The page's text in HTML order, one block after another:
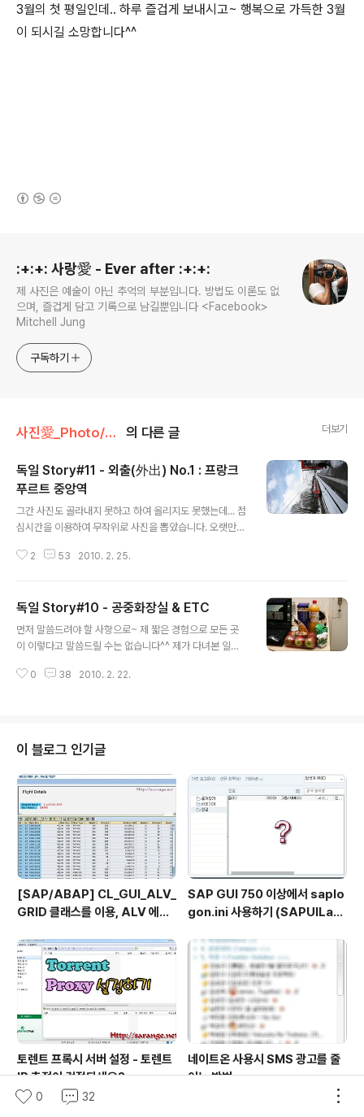
3월의 첫 평일인데.. 하루 즐겁게 보내시고~ 행복으로 가득한 3월
이 되시길 소망합니다^^
:+:+: 사랑愛 - Ever after :+:+:
제 사진은 예술이 아닌 추억의 부분입니다. 방법도 이론도 없
으며, 즐겁게 담고 기록으로 남길뿐입니다 <Facebook>
Mitchell Jung
구독하기
사진愛_Photo/Story#3 - Germany~★ 의 다른 글 더보기
독일 Story#11 - 외출(外出) No.1 : 프랑크
푸르트 중앙역
그간 사진도 골라내지 못하고 하여 올리지도 못했는데... 점
심시간을 이용하여 무작위로 사진을 뽑았습니다. 오랫만의
춰두시고..ㅠㅠ 그냥.. 즐거이 봐주시길 바랍니다~ 휴일...
생각이었죠 오전에 일어나서 창 밖을 내다봤습니다. 세상
에!! 구름 사이로 푸른하늘이 보이는 군요!! 숙소를 나서며
동네 하늘을 담아봅니다. 푸른 하늘이 이라는 사실이 너무
르겠지만(이 문장이 중요하더군요..ㅎㅎㅎ) 보통 마을 내에
2 53 2010. 2. 25.
독일 Story#10 - 공중화장실 & ETC
먼저 말씀드려야 할 사항으로~ 제 짧은 경험으로 모든 곳
이 이렇다고 말씀드릴 수는 없습니다^^ 제가 다녀본 일부
고속도로를 다니다보면, 여러 곳에서 화장실을 이용하게
있었으며, 그 티켓을 이용해서 개찰구(?!)를 통해 들어가야
만 화장실 이용이 가능했네요. 대신 그 티켓을 휴게소에서
물건을 구입하거나 음식을 먹을시에 제시하면 그 금액만큼
을 빼 줍니다. 고속도로 통행료를 받지 않고 운영되며, 휴게
소는 휴게소 나름의 이윤이 있어야 하기에.. 나름의 윈윈 전
략이 아닌가 싶습니다. 아쉽게도....
0 38 2010. 2. 22.
이 블로그 인기글
[SAP/ABAP] CL_GUI_ALV_
GRID 클래스를 이용, ALV 에서
SAP GUI 750 이상에서 saplo
gon.ini 사용하기 (SAPUILan
토렌트 프록시 서버 설정 - 토렌트
IP 추적이 걱정되세요?
네이트온 사용시 SMS 광고를 줄
이는 방법
0 32